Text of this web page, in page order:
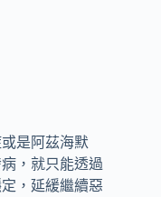
是阿茲海默
，就只能透過
，延緩繼續惡